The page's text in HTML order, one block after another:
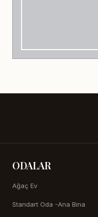
ODALAR
Ağaç Ev
Standart Oda -Ana Bina